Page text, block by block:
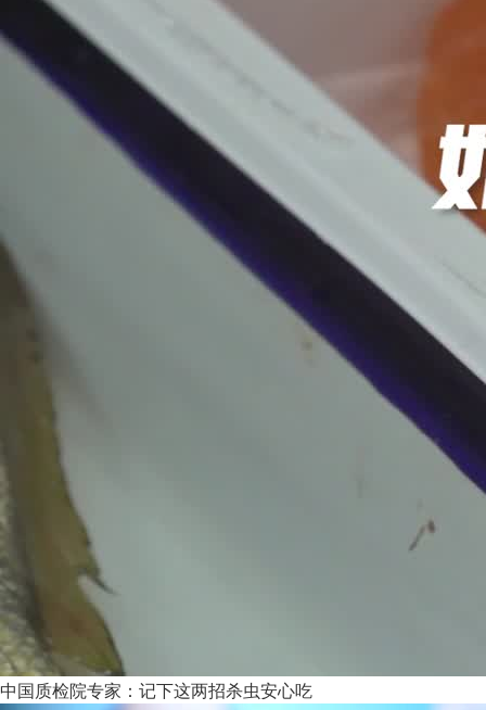
中国质检院专家：记下这两招杀虫安心吃